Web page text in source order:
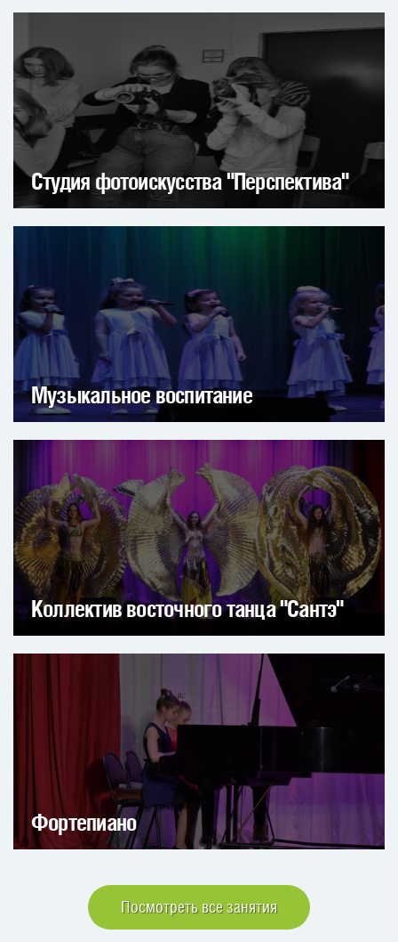
Студия фотоискусства "Перспектива"
Музыкальное воспитание
Коллектив восточного танца "Сантэ"
Фортепиано
Посмотреть все занятия